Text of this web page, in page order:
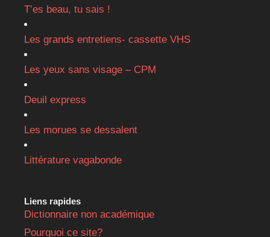
T’es beau, tu sais !
Les grands entretiens- cassette VHS
Les yeux sans visage – CPM
Deuil express
Les morues se dessalent
Littérature vagabonde
Liens rapides
Dictionnaire non académique
Pourquoi ce site?